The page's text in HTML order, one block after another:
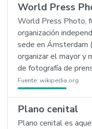
World Press
World Press Photo,
organización
sede en Ámsterdam
organizar el mayor y
de fotografía de
Fuente: wikipedia.org
Plano cenital
Plano cenital es